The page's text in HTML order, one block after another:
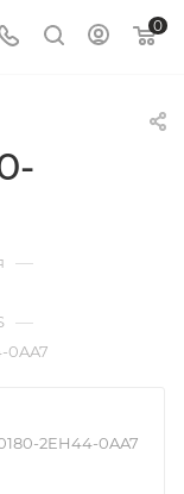
0
—
—
0AA7
2EH44-0AA7